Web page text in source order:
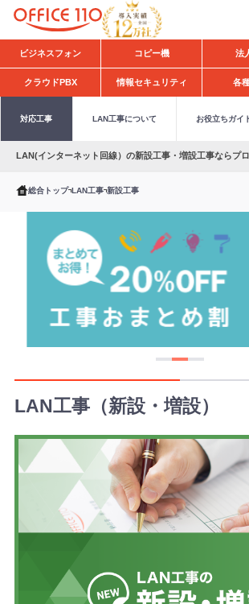
H
oビジネスフォン コピー機 法
クラウドPBX 情報セキュリティ 各
対応工事 LAN工事について お役立ちガイ
LAN(インターネット回線）の新設工事・増設工事ならプ
総合トップ LAN工事 新設工事
報
LAN工事（新設・増設）